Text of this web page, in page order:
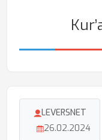
LEVERSNET
26.02.2024